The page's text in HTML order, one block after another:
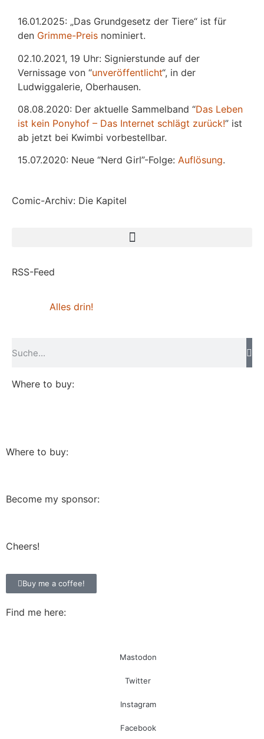
16.01.2025: „Das Grundgesetz der Tiere“ ist für
den Grimme-Preis nominiert.
02.10.2021, 19 Uhr: Signierstunde auf der
Vernissage von “unveröffentlicht“, in der
Ludwiggalerie, Oberhausen.
08.08.2020: Der aktuelle Sammelband “Das Leben
ist kein Ponyhof – Das Internet schlägt zurück!” ist
ab jetzt bei Kwimbi vorbestellbar.
15.07.2020: Neue “Nerd Girl”-Folge: Auflösung.
Comic-Archiv: Die Kapitel
RSS-Feed
Alles drin!
Where to buy:
Where to buy:
Become my sponsor:
Cheers!
Buy me a coffee!
Find me here:
Mastodon
Twitter
Instagram
Facebook